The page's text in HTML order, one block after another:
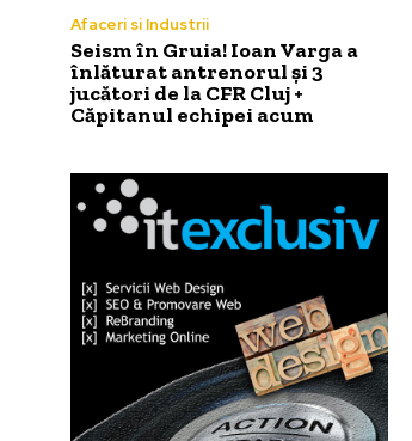
Afaceri si Industrii
Seism în Gruia! Ioan Varga a
înlăturat antrenorul și 3
jucători de la CFR Cluj +
Căpitanul echipei acum